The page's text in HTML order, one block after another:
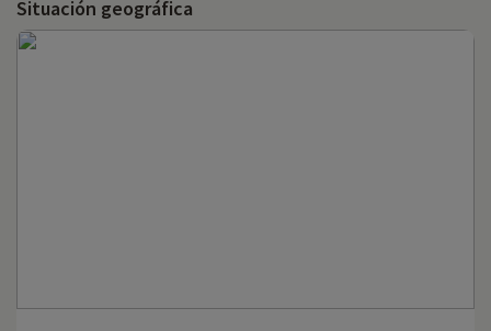
Situación geográfica